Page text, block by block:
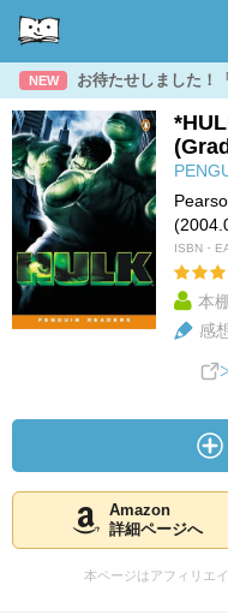
NEW お待たせしました！
ISBN・
本
感
Amazon
詳細ページへ
本ページはアフィリエ